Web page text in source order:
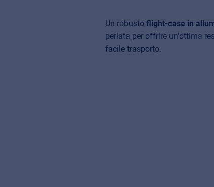
Un robusto flight-case in
perlata per offrire un'ottima
facile trasporto.